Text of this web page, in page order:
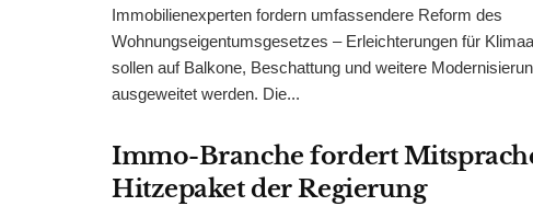
Immobilienexperten fordern umfassendere Reform des
Wohnungseigentumsgesetzes – Erleichterungen für
sollen auf Balkone, Beschattung und weitere
ausgeweitet werden. Die...
Immo-Branche fordert
Hitzepaket der Regierung